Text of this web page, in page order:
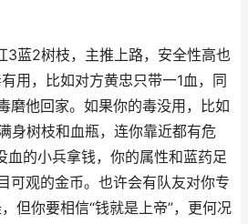
蓝2树枝，主推上路，安全性高也
用，比如对方黄忠只带一1血，同
磨他回家。如果你的毒没用，比如
身树枝和血瓶，连你靠近都有危
血的小兵拿钱，你的属性和蓝药足
可观的金币。也许会有队友对你专
但你要相信“钱就是上帝”，更何况